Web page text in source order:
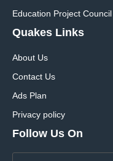
Education Project Council
Quakes Links
About Us
Contact Us
Ads Plan
Privacy policy
Follow Us On